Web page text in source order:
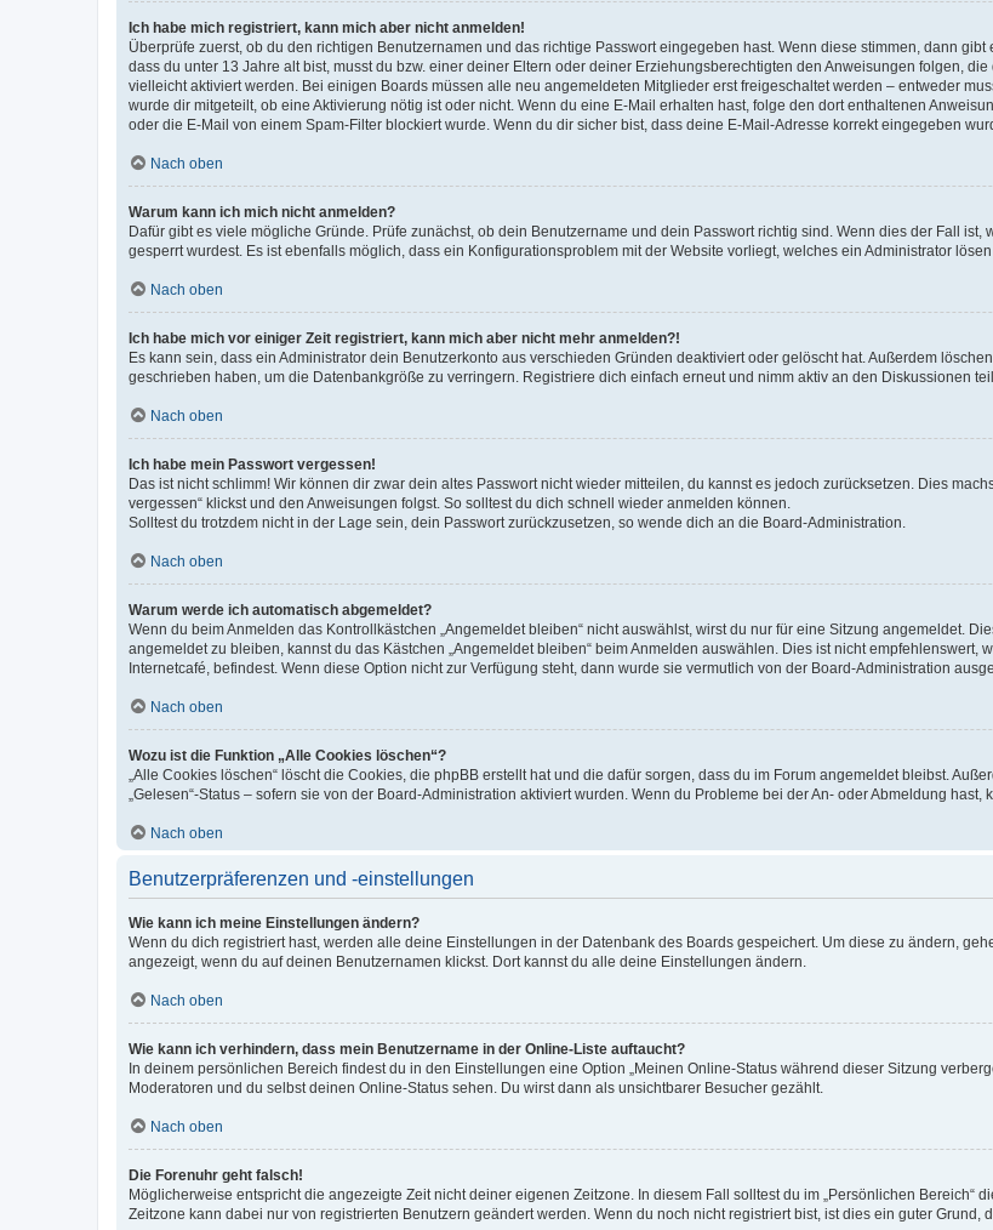
Ich habe mich registriert, kann mich aber nicht anmelden!
Überprüfe zuerst, ob du den richtigen Benutzernamen und das richtige Passwort eingegeben hast. Wenn diese stimmen, dann gibt
dass du unter 13 Jahre alt bist, musst du bzw. einer deiner Eltern oder deiner Erziehungsberechtigten den Anweisungen folgen,
vielleicht aktiviert werden. Bei einigen Boards müssen alle neu angemeldeten Mitglieder erst freigeschaltet werden – entweder
wurde dir mitgeteilt, ob eine Aktivierung nötig ist oder nicht. Wenn du eine E-Mail erhalten hast, folge den dort enthaltenen
oder die E-Mail von einem Spam-Filter blockiert wurde. Wenn du dir sicher bist, dass deine E-Mail-Adresse korrekt eingegeben
Nach oben
Warum kann ich mich nicht anmelden?
Dafür gibt es viele mögliche Gründe. Prüfe zunächst, ob dein Benutzername und dein Passwort richtig sind. Wenn dies der Fall
gesperrt wurdest. Es ist ebenfalls möglich, dass ein Konfigurationsproblem mit der Website vorliegt, welches ein Administrator lösen
Nach oben
Ich habe mich vor einiger Zeit registriert, kann mich aber nicht mehr anmelden?!
Es kann sein, dass ein Administrator dein Benutzerkonto aus verschieden Gründen deaktiviert oder gelöscht hat. Außerdem
geschrieben haben, um die Datenbankgröße zu verringern. Registriere dich einfach erneut und nimm aktiv an den Diskussionen
Nach oben
Ich habe mein Passwort vergessen!
Das ist nicht schlimm! Wir können dir zwar dein altes Passwort nicht wieder mitteilen, du kannst es jedoch zurücksetzen. Dies
vergessen“ klickst und den Anweisungen folgst. So solltest du dich schnell wieder anmelden können.
Solltest du trotzdem nicht in der Lage sein, dein Passwort zurückzusetzen, so wende dich an die Board-Administration.
Nach oben
Warum werde ich automatisch abgemeldet?
Wenn du beim Anmelden das Kontrollkästchen „Angemeldet bleiben“ nicht auswählst, wirst du nur für eine Sitzung angemeldet.
angemeldet zu bleiben, kannst du das Kästchen „Angemeldet bleiben“ beim Anmelden auswählen. Dies ist nicht
Internetcafé, befindest. Wenn diese Option nicht zur Verfügung steht, dann wurde sie vermutlich von der Board-Administration
Nach oben
Wozu ist die Funktion „Alle Cookies löschen“?
„Alle Cookies löschen“ löscht die Cookies, die phpBB erstellt hat und die dafür sorgen, dass du im Forum angemeldet bleibst.
„Gelesen“-Status – sofern sie von der Board-Administration aktiviert wurden. Wenn du Probleme bei der An- oder Abmeldung hast,
Nach oben
Benutzerpräferenzen und -einstellungen
Wie kann ich meine Einstellungen ändern?
Wenn du dich registriert hast, werden alle deine Einstellungen in der Datenbank des Boards gespeichert. Um diese zu ändern,
angezeigt, wenn du auf deinen Benutzernamen klickst. Dort kannst du alle deine Einstellungen ändern.
Nach oben
Wie kann ich verhindern, dass mein Benutzername in der Online-Liste auftaucht?
In deinem persönlichen Bereich findest du in den Einstellungen eine Option „Meinen Online-Status während dieser Sitzung
Moderatoren und du selbst deinen Online-Status sehen. Du wirst dann als unsichtbarer Besucher gezählt.
Nach oben
Die Forenuhr geht falsch!
Möglicherweise entspricht die angezeigte Zeit nicht deiner eigenen Zeitzone. In diesem Fall solltest du im „Persönlichen Bereich“
Zeitzone kann dabei nur von registrierten Benutzern geändert werden. Wenn du noch nicht registriert bist, ist dies ein guter Grund,